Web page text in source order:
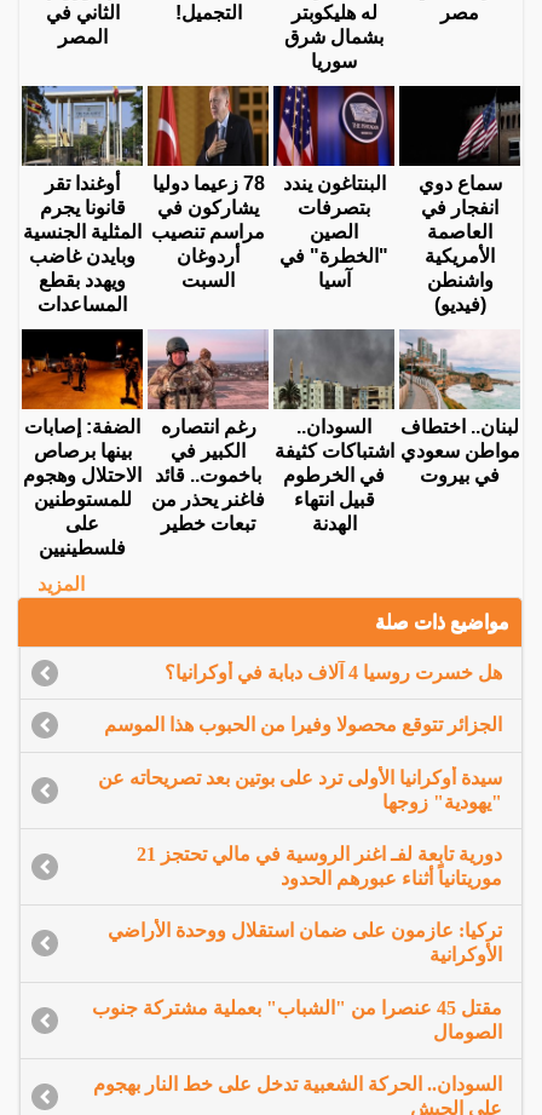
مصر
له هليكوبتر
بشمال شرق
سوريا
التجميل!
الثاني في
المصر
سماع دوي
انفجار في
العاصمة
الأمريكية
واشنطن
(فيديو)
البنتاغون يندد
بتصرفات
الصين
"الخطرة" في
آسيا
78 زعيما دوليا
يشاركون في
مراسم تنصيب
أردوغان
السبت
أوغندا تقر
قانونا يجرم
المثلية الجنسية
وبايدن غاضب
ويهدد بقطع
المساعدات
لبنان.. اختطاف
مواطن سعودي
في بيروت
السودان..
اشتباكات كثيفة
في الخرطوم
قبيل انتهاء
الهدنة
رغم انتصاره
الكبير في
باخموت.. قائد
فاغنر يحذر من
تبعات خطير
الضفة: إصابات
بينها برصاص
الاحتلال وهجوم
للمستوطنين
على
فلسطينيين
المزيد
مواضيع ذات صلة
هل خسرت روسيا 4 آلاف دبابة في أوكرانيا؟
الجزائر تتوقع محصولا وفيرا من الحبوب هذا الموسم
سيدة أوكرانيا الأولى ترد على بوتين بعد تصريحاته عن
"يهودية" زوجها
دورية تابعة لفـ اغنر الروسية في مالي تحتجز 21
موريتانياً أثناء عبورهم الحدود
تركيا: عازمون على ضمان استقلال ووحدة الأراضي
الأوكرانية
مقتل 45 عنصرا من "الشباب" بعملية مشتركة جنوب
الصومال
السودان.. الحركة الشعبية تدخل على خط النار بهجوم
على الجيش